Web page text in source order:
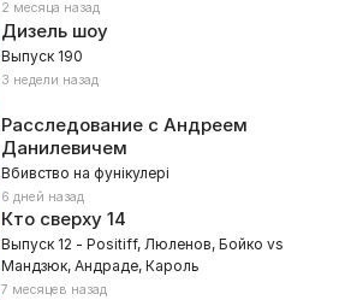
2 месяца назад
Дизель шоу
Выпуск 190
3 недели назад
Расследование с Андреем
Данилевичем
Вбивство на фунікулері
6 дней назад
Кто сверху14
Выпуск 12 - Positiff, Люленов, Бойко vs
Мандзюк, Андраде, Кароль
7 месяцев назад